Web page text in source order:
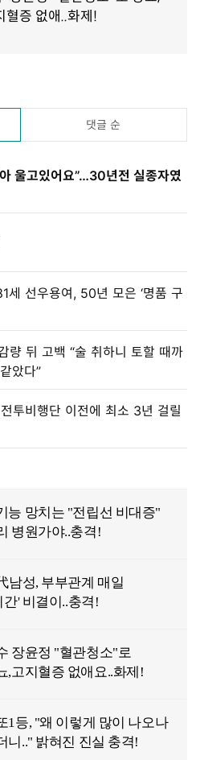
댓글 순
울고있어요”…30년전 실종자였
세 선우용여, 50년 모은 ‘명품 구
뒤 고백 “술 취하니 토할 때까
았다”
투비행단 이전에 최소 3년 걸릴